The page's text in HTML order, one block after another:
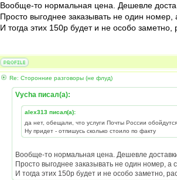
Вообще-то нормальная цена. Дешевле
Просто выгоднее заказывать не один номер,
И тогда этих 150р будет и не особо
Re: Сторонние разговоры (не флуд)
Vycha писал(а):
alex313 писал(а):
да нет, обещали, что услуги Почты России
Ну придет - отпишусь сколько стоило по факту
Вообще-то нормальная цена. Дешевле
Просто выгоднее заказывать не один номер, а
И тогда этих 150р будет и не особо заметно,